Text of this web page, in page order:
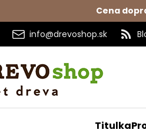
Cena
info@drevoshop.sk
Titulka